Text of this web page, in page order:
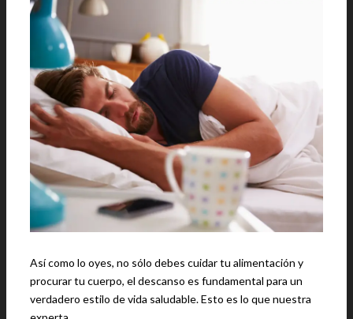
Así como lo oyes, no sólo debes cuidar tu alimentación y
procurar tu cuerpo, el descanso es fundamental para un
verdadero estilo de vida saludable. Esto es lo que nuestra